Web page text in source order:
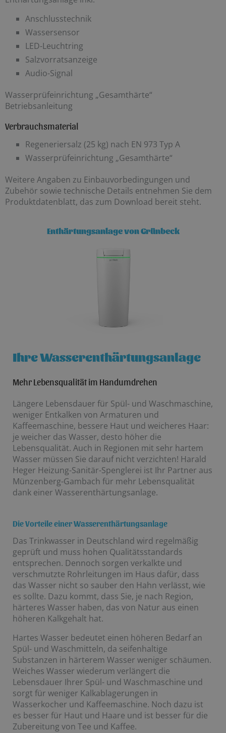
Anschlusstechnik
Wassersensor
LED-Leuchtring
Salzvorratsanzeige
Audio-Signal
Wasserprüfeinrichtung „Gesamthärte“
Betriebsanleitung
Verbrauchsmaterial
Regeneriersalz (25 kg) nach EN 973 Typ A
Wasserprüfeinrichtung „Gesamthärte“
Weitere Angaben zu Einbauvorbedingungen und
Zubehör sowie technische Details entnehmen Sie dem
Produktdatenblatt, das zum Download bereit steht.
Enthärtungsanlage von Grünbeck
Ihre Wasserenthärtungsanlage
Mehr Lebensqualität im Handumdrehen
Längere Lebensdauer für Spül- und Waschmaschine,
weniger Entkalken von Armaturen und
Kaffeemaschine, bessere Haut und weicheres Haar:
je weicher das Wasser, desto höher die
Lebensqualität. Auch in Regionen mit sehr hartem
Wasser müssen Sie darauf nicht verzichten! Harald
Heger Heizung-Sanitär-Spenglerei ist Ihr Partner aus
Münzenberg-Gambach für mehr Lebensqualität
dank einer Wasserenthärtungsanlage.
Die Vorteile einer Wasserenthärtungsanlage
Das Trinkwasser in Deutschland wird regelmäßig
geprüft und muss hohen Qualitätsstandards
entsprechen. Dennoch sorgen verkalkte und
verschmutzte Rohrleitungen im Haus dafür, dass
das Wasser nicht so sauber den Hahn verlässt, wie
es sollte. Dazu kommt, dass Sie, je nach Region,
härteres Wasser haben, das von Natur aus einen
höheren Kalkgehalt hat.
Hartes Wasser bedeutet einen höheren Bedarf an
Spül- und Waschmitteln, da seifenhaltige
Substanzen in härterem Wasser weniger schäumen.
Weiches Wasser wiederum verlängert die
Lebensdauer Ihrer Spül- und Waschmaschine und
sorgt für weniger Kalkablagerungen in
Wasserkocher und Kaffeemaschine. Noch dazu ist
es besser für Haut und Haare und ist besser für die
Zubereitung von Tee und Kaffee.